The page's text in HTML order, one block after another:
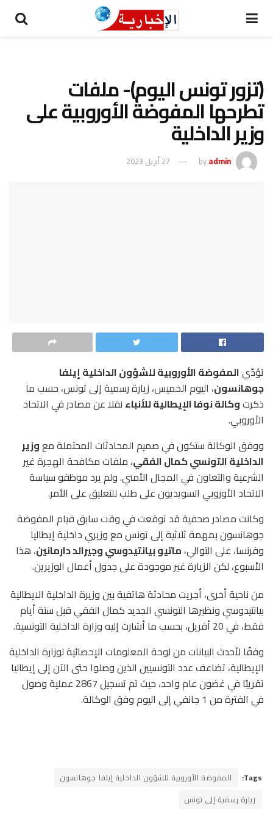
(تزور تونس اليوم)- ملفات
تطرحها المفوضة الأوروبية على
وزير الداخلية
byadmin 27 أبريل 2023
تؤدّيالمفوضة الأوروبية للشؤون الداخلية إيلفا
جوهانسون، اليوم الخميس، زيارة رسمية إلى تونس، حسب ما
ذكرتوكالة نوفا الإيطالية للأنباء نقلا عن مصادر في الاتحاد
الأوروبي.
ووفق الوكالة ستكون في صميم المحادثات المحتملة معوزير
الداخلية التونسي كمال الفقي، ملفات مكافحة الهجرة غير
الشرعية والتعاون في المجال الأمني. ولم يرد موظفو سياسة
الاتحاد الأوروبي السويديون على طلب للتعليق على الأمر.
وكانت مصادر صحفية قد توقعت في وقت سابق قيام المفوضة
جوهانسون بمهمة ثلاثية إلى تونس مع وزيري داخلية إيطاليا
وفرنسا، على التوالي، ماتيو بيانتيدوسي وجيرالد دارمانين، هذا
الأسبوع، لكن الزيارة غير موجودة على جدول أعمال الوزيرين.
من ناحية أخرى، أجريت محادثة هاتفية بين وزيرة الداخلية الايطالية
بيانتيدوسي ونظيرها التونسي الجديد كمال الفقي قبل ستة أيام
فقط، في 20 أفريل، بحسب ما أشارت إليه وزارة الداخلية التونسية.
وفقًا لأحدث البيانات من لوحة المعلومات الإحصائية لوزارة الداخلية
الإيطالية، تضاعف عدد التونسيين الذين وصلوا حتى الآن إلى إيطاليا
تقريبًا في غضون عام واحد، حيث تم تسجيل 2867 عملية وصول
في الفترة من 1 جانفي إلى اليوم وفق الوكالة.
Tags:
المفوضة الأوروبية للشؤون الداخلية إيلفا جوهانسون
زيارة رسمية إلى تونس